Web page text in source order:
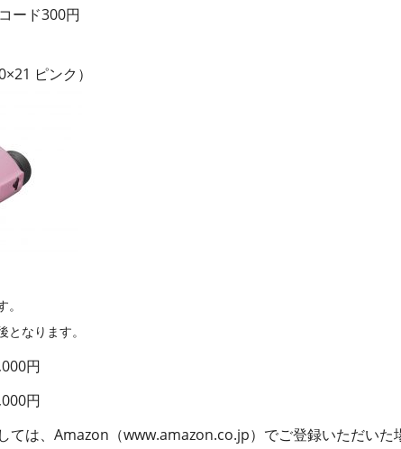
ード300円
ピンク）
なります。
円
円
は、Amazon（www.amazon.co.jp）でご登録いただいた